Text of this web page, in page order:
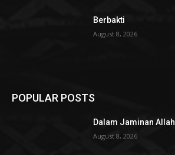
Berbakti
August 8, 2026
POPULAR POSTS
Dalam Jaminan Allah
August 8, 2026